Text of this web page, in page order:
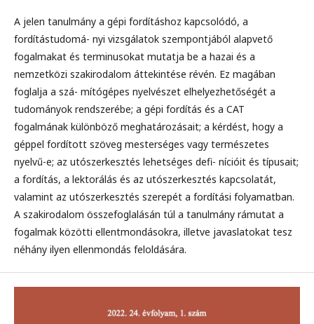
A jelen tanulmány a gépi fordításhoz kapcsolódó, a
fordítástudomá- nyi vizsgálatok szempontjából alapvető
fogalmakat és terminusokat mutatja be a hazai és a
nemzetközi szakirodalom áttekintése révén. Ez magában
foglalja a szá- mítógépes nyelvészet elhelyezhetőségét a
tudományok rendszerébe; a gépi fordítás és a CAT
fogalmának különböző meghatározásait; a kérdést, hogy a
géppel fordított szöveg mesterséges vagy természetes
nyelvű-e; az utószerkesztés lehetséges defi- nícióit és típusait;
a fordítás, a lektorálás és az utószerkesztés kapcsolatát,
valamint az utószerkesztés szerepét a fordítási folyamatban.
A szakirodalom összefoglalásán túl a tanulmány rámutat a
fogalmak közötti ellentmondásokra, illetve javaslatokat tesz
néhány ilyen ellenmondás feloldására.